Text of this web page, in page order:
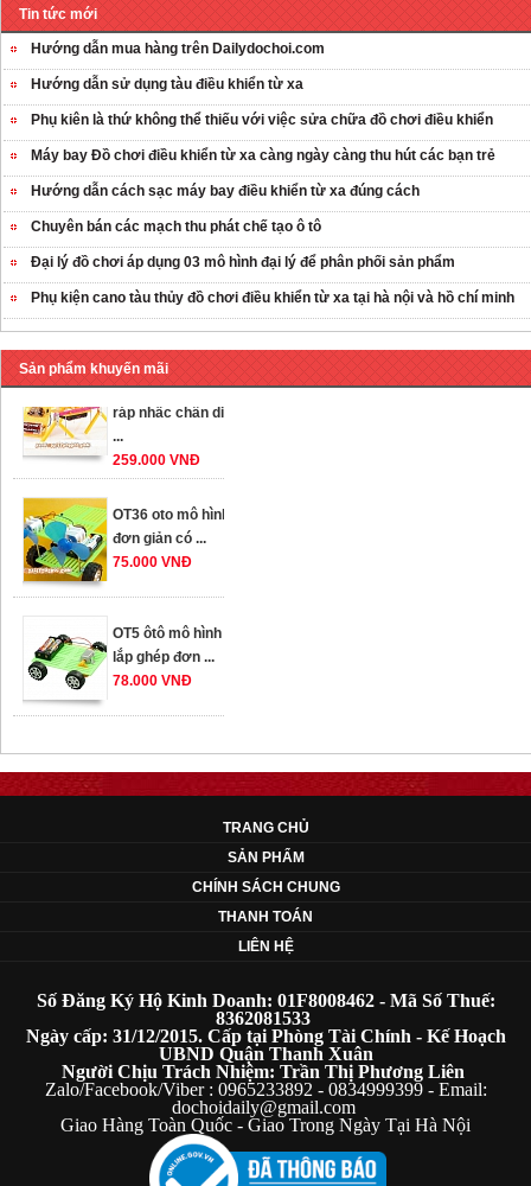
Tin tức mới
Hướng dẫn mua hàng trên Dailydochoi.com
Hướng dẫn sử dụng tàu điều khiển từ xa
Phụ kiên là thứ không thể thiếu với việc sửa chữa đồ chơi điều khiển
Máy bay Đồ chơi điều khiển từ xa càng ngày càng thu hút các bạn trẻ
Hướng dẫn cách sạc máy bay điều khiển từ xa đúng cách
Chuyên bán các mạch thu phát chế tạo ô tô
Đại lý đồ chơi áp dụng 03 mô hình đại lý để phân phối sản phẩm
Phụ kiện cano tàu thủy đồ chơi điều khiển từ xa tại hà nội và hồ chí minh
Sản phẩm khuyến mãi
OT35 robot lắp
ráp nhấc chân di
259.000 VNĐ
OT36 oto mô hình
đơn giản có ...
75.000 VNĐ
OT5 ôtô mô hình
lắp ghép đơn ...
78.000 VNĐ
đơn giản cho ...
352.000 VNĐ
OT35 robot lắp
ráp nhấc chân di
OT36 oto mô hình
đơn giản có ...
75.000 VNĐ
OT5 ôtô mô hình
lắp ghép đơn ...
78.000 VNĐ
TRANG CHỦ
SẢN PHẨM
CHÍNH SÁCH CHUNG
THANH TOÁN
LIÊN HỆ
Số Đăng Ký Hộ Kinh Doanh: 01F8008462 - Mã Số Thuế:
8362081533
Ngày cấp: 31/12/2015. Cấp tại Phòng Tài Chính - Kế Hoạch
UBND Quận Thanh Xuân
Người Chịu Trách Nhiệm: Trần Thị Phương Liên
Zalo/Facebook/Viber : 0965233892 - 0834999399 - Email:
dochoidaily@gmail.com
Giao Hàng Toàn Quốc - Giao Trong Ngày Tại Hà Nội